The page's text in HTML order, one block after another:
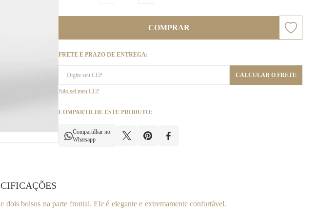
COMPRAR
FRETE E PRAZO DE ENTREGA:
CALCULAR O FRETE
Não sei meu CEP
COMPARTILHE ESTE PRODUTO:
Compartilhar no
Whatsapp
bolsos na parte frontal. Ele é elegante e extremamente confortável.